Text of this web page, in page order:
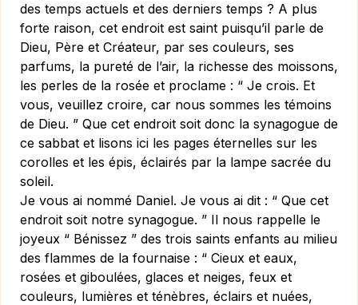
des temps actuels et des derniers temps ? A plus
forte raison, cet endroit est saint puisqu’il parle de
Dieu, Père et Créateur, par ses couleurs, ses
parfums, la pureté de l’air, la richesse des moissons,
les perles de la rosée et proclame : “ Je crois. Et
vous, veuillez croire, car nous sommes les témoins
de Dieu. ” Que cet endroit soit donc la synagogue de
ce sabbat et lisons ici les pages éternelles sur les
corolles et les épis, éclairés par la lampe sacrée du
soleil.
Je vous ai nommé Daniel. Je vous ai dit : “ Que cet
endroit soit notre synagogue. ” Il nous rappelle le
joyeux “ Bénissez ” des trois saints enfants au milieu
des flammes de la fournaise : “ Cieux et eaux,
rosées et giboulées, glaces et neiges, feux et
couleurs, lumières et ténèbres, éclairs et nuées,